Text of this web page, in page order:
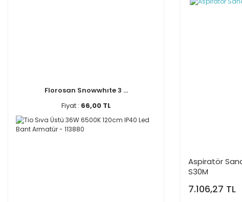
Florosan Snowwhıte 3 ...
Fiyat : 66,00 TL
Aspiratör
S30M
7.106,27 TL